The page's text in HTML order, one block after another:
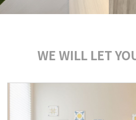
WE WILL LET